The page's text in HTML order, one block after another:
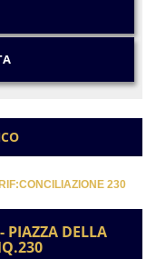
RIF:CONCILIAZIONE 230
PIAZZA DELLA